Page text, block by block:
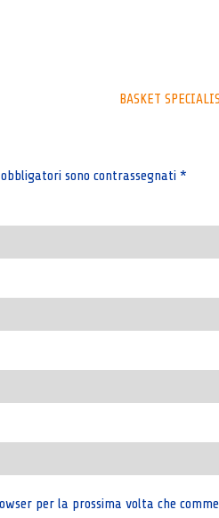
BASKET
sono contrassegnati *
per la prossima volta che